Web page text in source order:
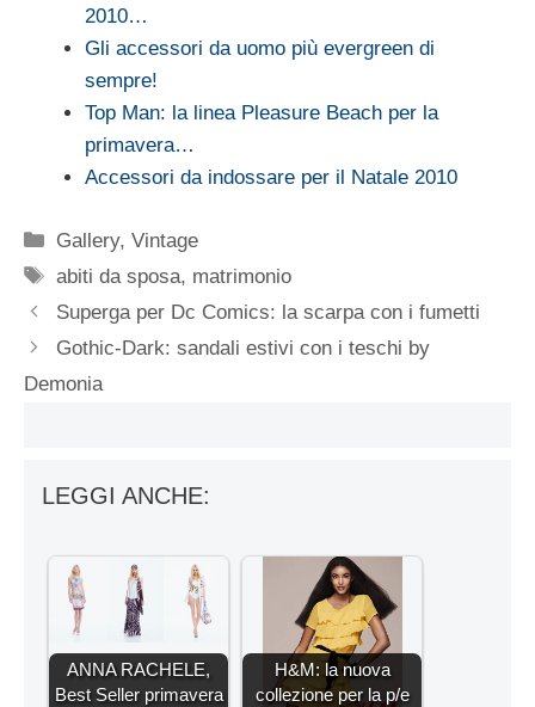
2010…
Gli accessori da uomo più evergreen di
sempre!
Top Man: la linea Pleasure Beach per la
primavera…
Accessori da indossare per il Natale 2010
Categorie
Gallery,Vintage
Tag
abiti da sposa, matrimonio
Superga per Dc Comics: la scarpa con i fumetti
Gothic-Dark: sandali estivi con i teschi by
Demonia
LEGGI ANCHE:
ANNA RACHELE,
Best Seller primavera
H&M: la nuova
collezione per la p/e